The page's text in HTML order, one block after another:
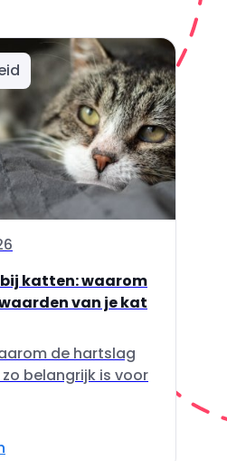
katten: waarom
van je kat
de hartslag
belangrijk is voor